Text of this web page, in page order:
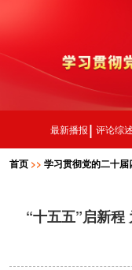
最新播报 评论综述
首页 >> 学习贯彻党的二十
“十五五”启新程